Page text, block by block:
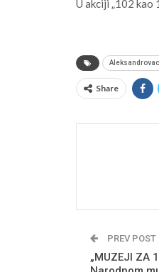
U akciji „102 kao
Aleksandrovac
Share
PREV POST
„MUZEJI ZA